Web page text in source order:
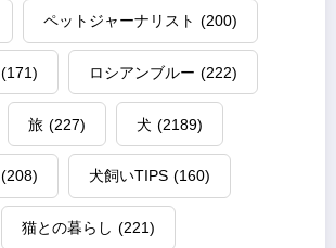
ペットジャーナリスト (200)
(171) ロシアンブルー (222)
旅 (227) 犬 (2189)
(208) 犬飼いTIPS (160)
猫との暮らし (221)